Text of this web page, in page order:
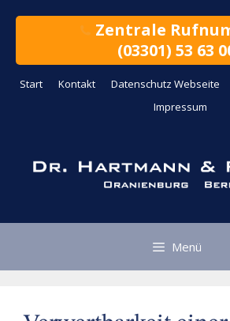
Zentrale
(03301) 53 63
Start Kontakt Datenschutz Webseite
Impressum
Menü